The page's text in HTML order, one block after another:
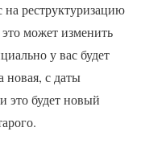
реструктуризацию
может изменить
у вас будет
новая, с даты
это будет новый